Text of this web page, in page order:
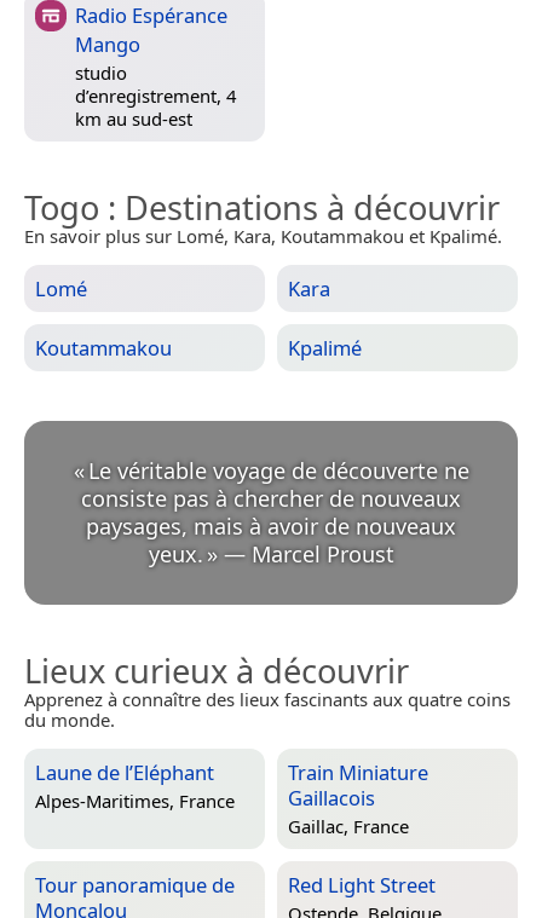
Radio Espérance
Mango
studio
d’enregistrement, 4
km au sud-est
Togo : Destinations à découvrir
En savoir plus sur Lomé, Kara, Koutammakou et Kpalimé.
Lomé Kara
Koutammakou Kpalimé
«Le véritable voyage de découverte ne
consiste pas à chercher de nouveaux
paysages, mais à avoir de nouveaux
yeux. » — Marcel Proust
Lieux curieux à découvrir
Apprenez à connaître des lieux fascinants aux quatre coins
du monde.
Laune de l’Eléphant
Alpes-Maritimes, France
Train Miniature
Gaillacois
Gaillac, France
Tour panoramique de
Moncalou
Red Light Street
Ostende, Belgique